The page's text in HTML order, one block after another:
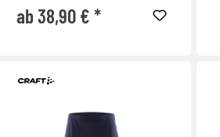
ab 38,90 € *